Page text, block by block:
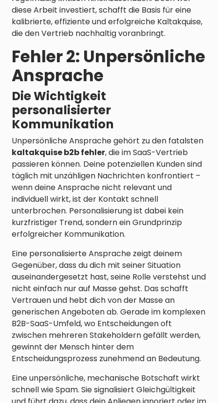
diese Arbeit investiert, schafft die Basis für eine
kalibrierte, effiziente und erfolgreiche Kaltakquise,
die den Vertrieb nachhaltig voranbringt.
Fehler 2: Unpersönliche
Ansprache
Die Wichtigkeit
personalisierter
Kommunikation
Unpersönliche Ansprache gehört zu den fatalsten
kaltakquise b2b fehler, die im SaaS-Vertrieb
passieren können. Deine potenziellen Kunden sind
täglich mit unzähligen Nachrichten konfrontiert –
wenn deine Ansprache nicht relevant und
individuell wirkt, ist der Kontakt schnell
unterbrochen. Personalisierung ist dabei kein
kurzfristiger Trend, sondern ein Grundprinzip
erfolgreicher Kommunikation.
Eine personalisierte Ansprache zeigt deinem
Gegenüber, dass du dich mit seiner Situation
auseinandergesetzt hast, seine Rolle verstehst und
nicht einfach nur auf Masse gehst. Das schafft
Vertrauen und hebt dich von der Masse an
generischen Angeboten ab. Gerade im komplexen
B2B-SaaS-Umfeld, wo Entscheidungen oft
zwischen mehreren Stakeholdern gefällt werden,
gewinnt der Mensch hinter dem
Entscheidungsprozess zunehmend an Bedeutung.
Eine unpersönliche, mechanische Botschaft wirkt
schnell wie Spam. Sie signalisiert Gleichgültigkeit